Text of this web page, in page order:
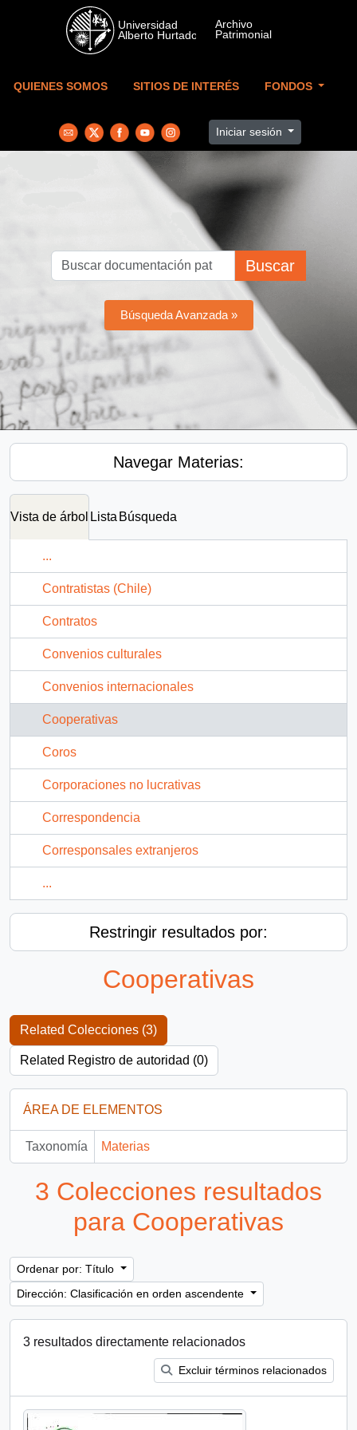
Skip to main content
QUIENES SOMOS SITIOS DE INTERÉS FONDOS
Iniciar sesión
Buscar
Búsqueda Avanzada »
Navegar Materias:
Vista de árbol Lista Búsqueda
...
Contratistas (Chile)
Contratos
Convenios culturales
Convenios internacionales
Cooperativas
Coros
Corporaciones no lucrativas
Correspondencia
Corresponsales extranjeros
...
Restringir resultados por:
Cooperativas
Related Colecciones (3)
Related Registro de autoridad (0)
ÁREA DE ELEMENTOS
Taxonomía Materias
3 Colecciones resultados
para Cooperativas
Ordenar por: Título
Dirección: Clasificación en orden ascendente
3 resultados directamente relacionados
Excluir términos relacionados